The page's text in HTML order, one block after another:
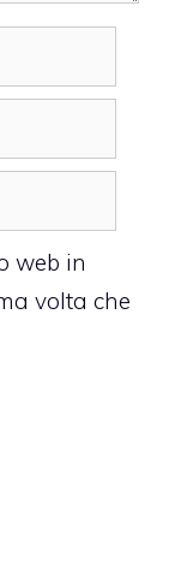
web in
volta che